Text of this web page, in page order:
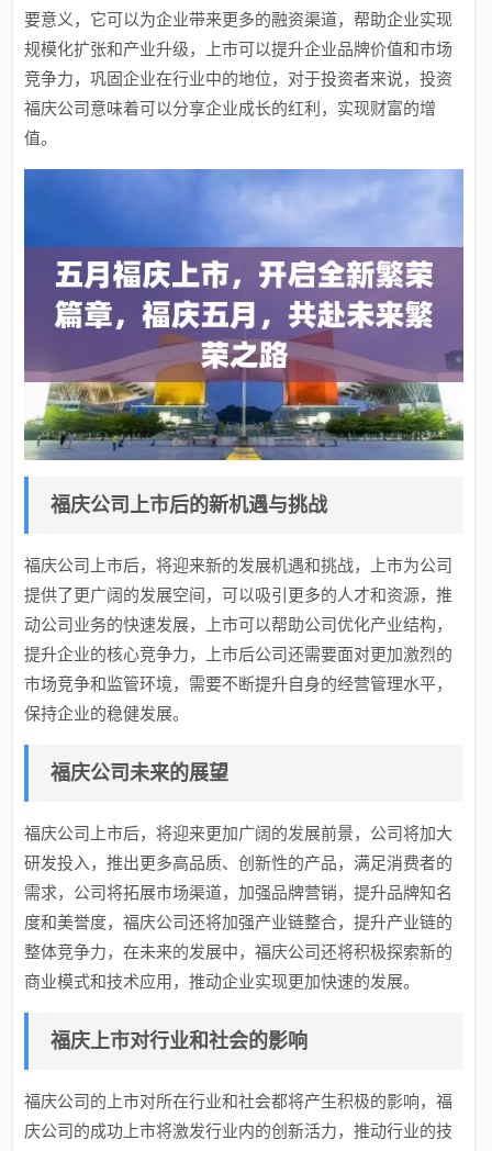
要意义，它可以为企业带来更多的融资渠道，帮助企业实现
规模化扩张和产业升级，上市可以提升企业品牌价值和市场
竞争力，巩固企业在行业中的地位，对于投资者来说，投资
福庆公司意味着可以分享企业成长的红利，实现财富的增
值。
福庆公司上市后的新机遇与挑战
福庆公司上市后，将迎来新的发展机遇和挑战，上市为公司
提供了更广阔的发展空间，可以吸引更多的人才和资源，推
动公司业务的快速发展，上市可以帮助公司优化产业结构，
提升企业的核心竞争力，上市后公司还需要面对更加激烈的
市场竞争和监管环境，需要不断提升自身的经营管理水平，
保持企业的稳健发展。
福庆公司未来的展望
福庆公司上市后，将迎来更加广阔的发展前景，公司将加大
研发投入，推出更多高品质、创新性的产品，满足消费者的
需求，公司将拓展市场渠道，加强品牌营销，提升品牌知名
度和美誉度，福庆公司还将加强产业链整合，提升产业链的
整体竞争力，在未来的发展中，福庆公司还将积极探索新的
商业模式和技术应用，推动企业实现更加快速的发展。
福庆上市对行业和社会的影响
福庆公司的上市对所在行业和社会都将产生积极的影响，福
庆公司的成功上市将激发行业内的创新活力，推动行业的技